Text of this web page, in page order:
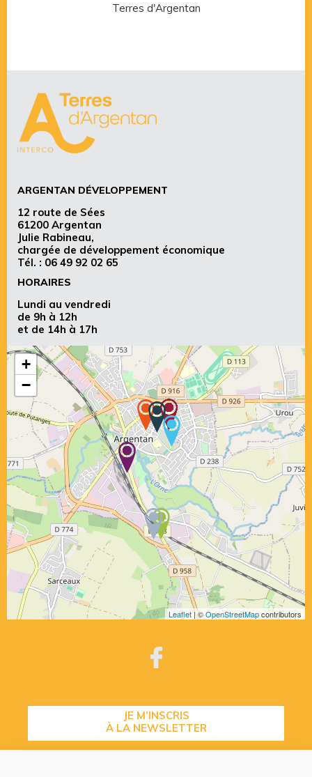
Terres d'Argentan
ARGENTAN DÉVELOPPEMENT
12 route de Sées
61200 Argentan
Julie Rabineau,
chargée de développement économique
Tél. : 06 49 92 02 65
HORAIRES
Lundi au vendredi
de 9h à 12h
et de 14h à 17h
+
−
Leaflet | ©OpenStreetMapcontributors
JE M’INSCRIS
À LA NEWSLETTER